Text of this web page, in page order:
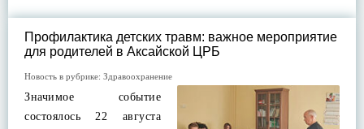
Профилактика детских травм: важное мероприятие
для родителей в Аксайской ЦРБ
Новость в рубрике: Здравоохранение
Значимое событие
состоялось 22 августа